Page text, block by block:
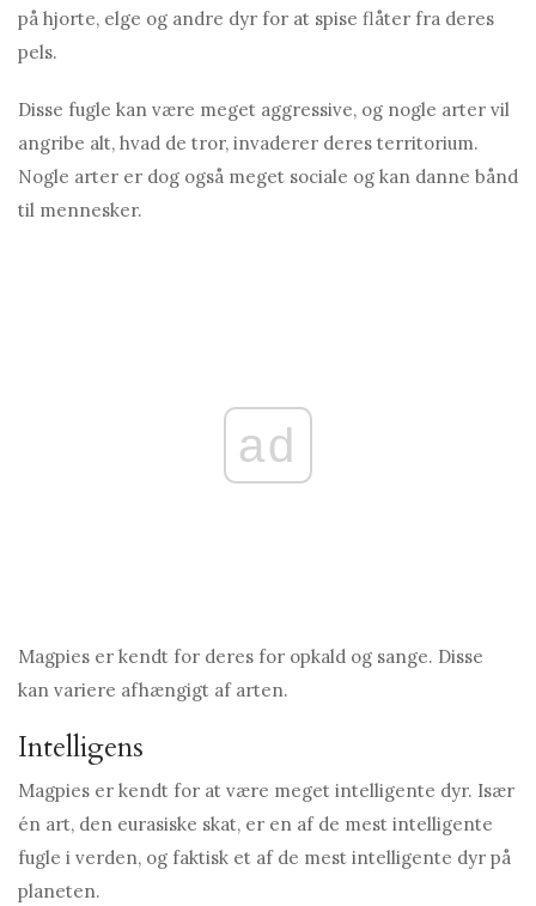
på hjorte, elge og andre dyr for at spise flåter fra deres
pels.
Disse fugle kan være meget aggressive, og nogle arter vil
angribe alt, hvad de tror, ​​invaderer deres territorium.
Nogle arter er dog også meget sociale og kan danne bånd
til mennesker.
ad
Magpies er kendt for deres for opkald og sange. Disse
kan variere afhængigt af arten.
Intelligens
Magpies er kendt for at være meget intelligente dyr. Især
én art, den eurasiske skat, er en af ​​de mest intelligente
fugle i verden, og faktisk et af de mest intelligente dyr på
planeten.